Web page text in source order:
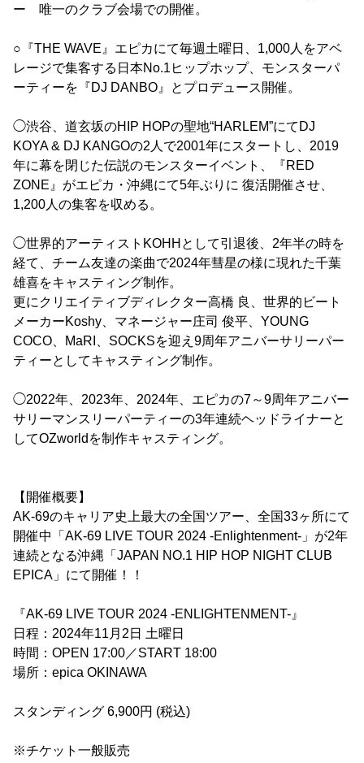
ー 唯一のクラブ会場での開催。
○『THE WAVE』エピカにて毎週土曜日、1,000人をアベ
レージで集客する日本No.1ヒップホップ、モンスターパ
ーティーを『DJ DANBO』とプロデュース開催。
◯渋谷、道玄坂のHIP HOPの聖地“HARLEM”にてDJ
KOYA & DJ KANGOの2人で2001年にスタートし、2019
年に幕を閉じた伝説のモンスターイベント、『RED
ZONE』がエピカ・沖縄にて5年ぶりに 復活開催させ、
1,200人の集客を収める。
◯世界的アーティストKOHHとして引退後、2年半の時を
経て、チーム友達の楽曲で2024年彗星の様に現れた千葉
雄喜をキャスティング制作。
更にクリエイティブディレクター高橋 良、世界的ビート
メーカーKoshy、マネージャー庄司 俊平、YOUNG
COCO、MaRI、SOCKSを迎え9周年アニバーサリーパー
ティーとしてキャスティング制作。
◯2022年、2023年、2024年、エピカの7～9周年アニバー
サリーマンスリーパーティーの3年連続ヘッドライナーと
してOZworldを制作キャスティング。
【開催概要】
AK-69のキャリア史上最大の全国ツアー、全国33ヶ所にて
開催中「AK-69 LIVE TOUR 2024 -Enlightenment-」が2年
連続となる沖縄「JAPAN NO.1 HIP HOP NIGHT CLUB
EPICA」にて開催！！
『AK-69 LIVE TOUR 2024 -ENLIGHTENMENT-』
日程：2024年11月2日 土曜日
時間：OPEN 17:00／START 18:00
場所：epica OKINAWA
スタンディング 6,900円 (税込)
※チケット一般販売